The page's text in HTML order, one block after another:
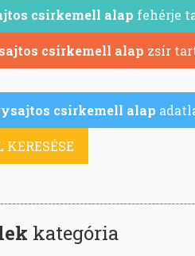
csirkemell alap fehérje
csirkemell alap zsír
csirkemell alap
KERESÉSE
kategória